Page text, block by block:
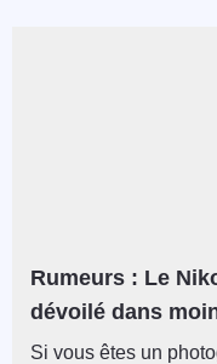
Rumeurs : Le
dévoilé dans
Si vous êtes un